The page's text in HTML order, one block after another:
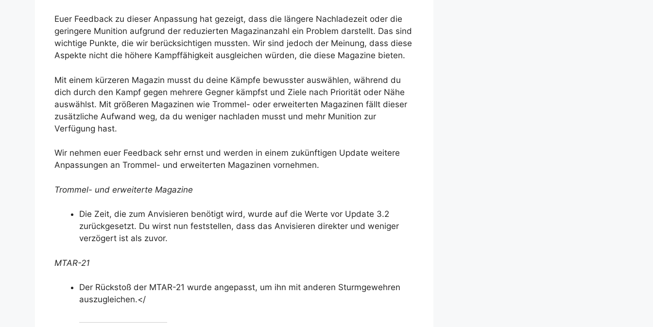
Euer Feedback zu dieser Anpassung hat gezeigt, dass die längere Nachladezeit oder die
geringere Munition aufgrund der reduzierten Magazinanzahl ein Problem darstellt. Das sind
wichtige Punkte, die wir berücksichtigen mussten. Wir sind jedoch der Meinung, dass diese
Aspekte nicht die höhere Kampffähigkeit ausgleichen würden, die diese Magazine bieten.
Mit einem kürzeren Magazin musst du deine Kämpfe bewusster auswählen, während du
dich durch den Kampf gegen mehrere Gegner kämpfst und Ziele nach Priorität oder Nähe
auswählst. Mit größeren Magazinen wie Trommel- oder erweiterten Magazinen fällt dieser
zusätzliche Aufwand weg, da du weniger nachladen musst und mehr Munition zur
Verfügung hast.
Wir nehmen euer Feedback sehr ernst und werden in einem zukünftigen Update weitere
Anpassungen an Trommel- und erweiterten Magazinen vornehmen.
Trommel- und erweiterte Magazine
Die Zeit, die zum Anvisieren benötigt wird, wurde auf die Werte vor Update 3.2
zurückgesetzt. Du wirst nun feststellen, dass das Anvisieren direkter und weniger
verzögert ist als zuvor.
MTAR-21
Der Rückstoß der MTAR-21 wurde angepasst, um ihn mit anderen Sturmgewehren
auszugleichen.</